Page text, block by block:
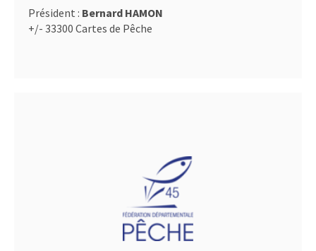
Président : Bernard HAMON
+/- 33300 Cartes de Pêche